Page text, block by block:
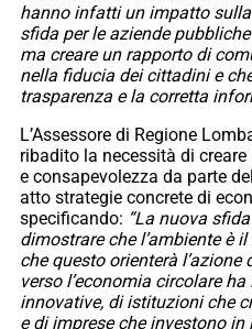
hanno infatti un impatto
sfida per le aziende
ma creare un rapporto di
nella fiducia dei cittadini e
trasparenza e la corretta
L’Assessore di Regione
ribadito la necessità di
e consapevolezza da parte
atto strategie concrete di
specificando: “La nuova
dimostrare che l’ambiente è
che questo orienterà l’azione
verso l’economia circolare
innovative, di istituzioni che
e di imprese che investono